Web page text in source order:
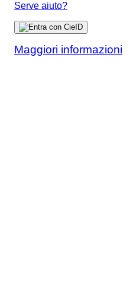
Serve aiuto?
Maggiori informazioni